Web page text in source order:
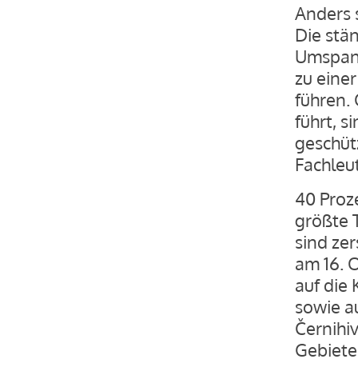
Anders
Die
zu
führen.
führt,
40
größte
sind
am 16.
auf die
sowie